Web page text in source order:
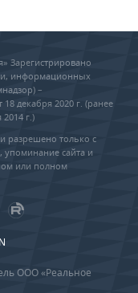
Зарегистрировано
информационных
–
декабря 2020 г. (ранее
г.)
разрешено только с
упоминание сайта и
или полном
ООО «Реальное